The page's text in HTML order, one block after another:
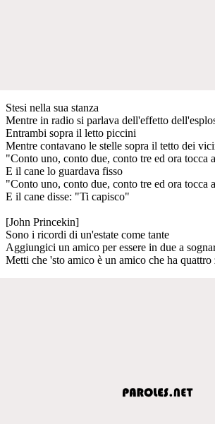
Stesi nella sua stanza
Mentre in radio si parlava dell'effetto
Entrambi sopra il letto piccini
Mentre contavano le stelle sopra il tetto dei
"Conto uno, conto due, conto tre ed ora tocca
E il cane lo guardava fisso
"Conto uno, conto due, conto tre ed ora tocca
E il cane disse: "Ti capisco"
[John Princekin]
Sono i ricordi di un'estate come tante
Aggiungici un amico per essere in due a
Metti che 'sto amico è un amico che ha quattro